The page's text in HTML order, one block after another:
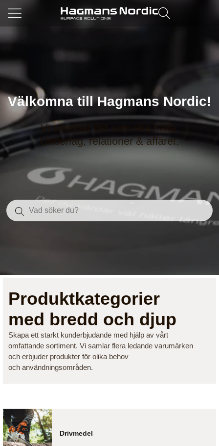
Välkomna till Hagmans Nordic!
Vi skyddar det som ska hålla.
Underlag, relationer & affärer.
Sök
Produktkategorier
med bredd och djup
Skapa ett starkt kunderbjudande med hjälp av vårt
omfattande sortiment. Vi samlar flera ledande varumärken
och erbjuder produkter för olika behov
och användningsområden.
Drivmedel